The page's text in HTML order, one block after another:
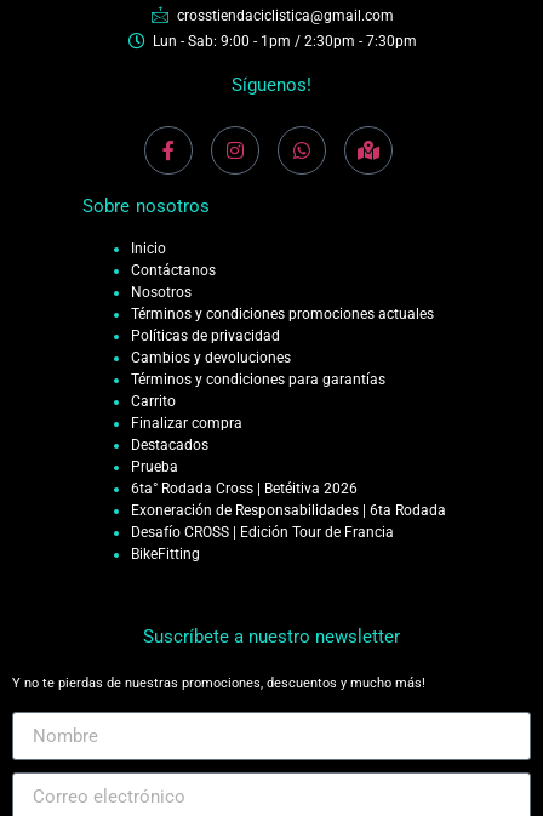
crosstiendaciclistica@gmail.com
Lun - Sab: 9:00 - 1pm / 2:30pm - 7:30pm
Síguenos!
Sobre nosotros
Inicio
Contáctanos
Nosotros
Términos y condiciones promociones actuales
Políticas de privacidad
Cambios y devoluciones
Términos y condiciones para garantías
Carrito
Finalizar compra
Destacados
Prueba
6ta° Rodada Cross | Betéitiva 2026
Exoneración de Responsabilidades | 6ta Rodada
Desafío CROSS | Edición Tour de Francia
BikeFitting
Suscríbete a nuestro newsletter
Y no te pierdas de nuestras promociones, descuentos y mucho más!